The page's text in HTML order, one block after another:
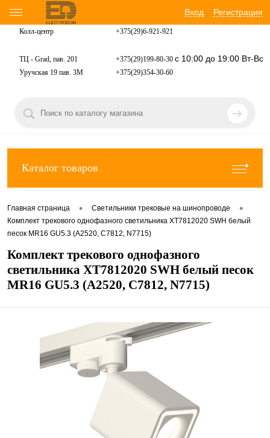
Вход Регистрация
Колл-центр +375(29)6-921-921
ТЦ - Grad, пав. 201 +375(29)199-80-30 с 10:00 до 19:00 Вт-Вс
Уручская 19 пав. 3М +375(29)354-30-60
Каталог товаров
Главная страница • Светильники трековые на шинопроводе •
Комплект трекового однофазного светильника XT7812020 SWH белый
песок MR16 GU5.3 (A2520, C7812, N7715)
Комплект трекового однофазного
светильника XT7812020 SWH белый песок
MR16 GU5.3 (A2520, C7812, N7715)